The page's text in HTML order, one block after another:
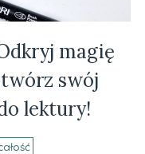
magię
swój
lektury!